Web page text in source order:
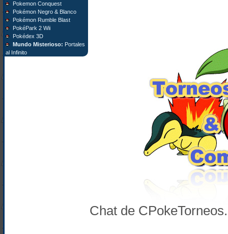
Pokemon Conquest
Pokémon Negro & Blanco
Pokémon Rumble Blast
PokéPark 2 Wii
Pokédex 3D
Mundo Misterioso: Portales
al Infinito
Chat de CPokeTorneos.